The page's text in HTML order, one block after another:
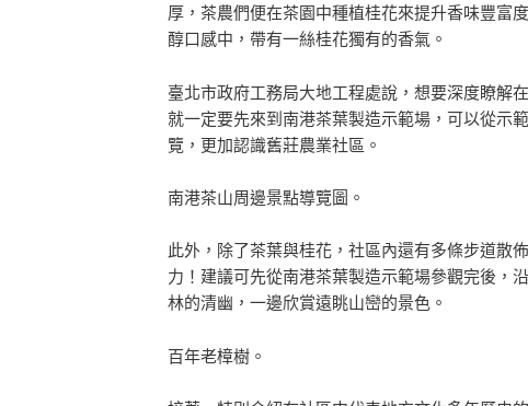
厚，茶農們便在茶園中種植桂花來提升香味豐富
醇口感中，帶有一絲桂花獨有的香氣。
臺北市政府工務局大地工程處說，想要深度瞭解
就一定要先來到南港茶葉製造示範場，可以從示
覽，更加認識舊莊農業社區。
南港茶山周邊景點導覽圖。
此外，除了茶葉與桂花，社區內還有多條步道散
力！建議可先從南港茶葉製造示範場參觀完後，
林的清幽，一邊欣賞遠眺山巒的景色。
百年老樟樹。